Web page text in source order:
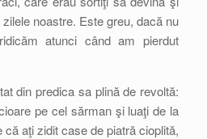
noastre. Este greu, dacă nu
atunci când am pierdut
din predica sa plină de revoltă:
pe cel sărman şi luaţi de la
că aţi zidit case de piatră cioplită,